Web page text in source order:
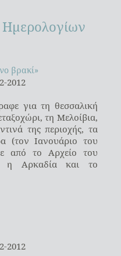
Ημερολογίων
βρακί»
βρακί»
2012
για τη θεσσαλική
τη Μελοίβια,
της περιοχής, τα
(τον Ιανουάριο του
από το Αρχείο του
η Αρκαδία και το
2012